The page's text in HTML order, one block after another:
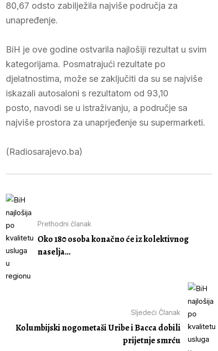
80,67 odsto zabilježila najviše područja za
unapređenje.
BiH je ove godine ostvarila najlošiji rezultat u svim
kategorijama. Posmatrajući rezultate po
djelatnostima, može se zaključiti da su se najviše
iskazali autosaloni s rezultatom od 93,10
posto, navodi se u istraživanju, a područje sa
najviše prostora za unaprjeđenje su supermarketi.
(Radiosarajevo.ba)
Prethodni članak
Oko 180 osoba konačno će iz kolektivnog
naselja...
Sljedeći Članak
Kolumbijski nogometaši Uribe i Bacca dobili
prijetnje smrću